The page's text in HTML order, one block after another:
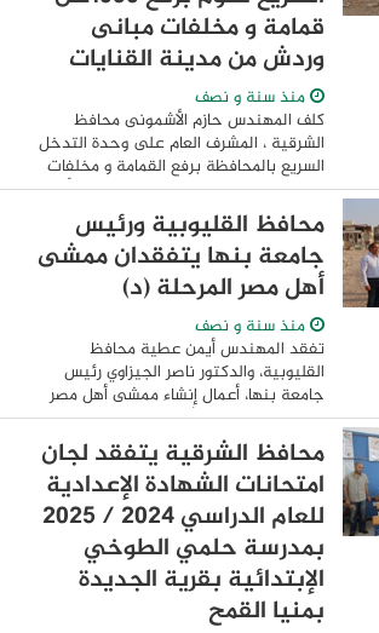
قمامة و مخلفات مبانى
وردش من مدينة القنايات
منذ سنة و نصف
كلف المهندس حازم الأشمونى محافظ
الشرقية ، المشرف العام على وحدة التدخل
السريع بالمحافظة برفع القمامة و مخلفات
البناء والردش من إمتداد طريق مصرف أكوة
موجهاً باستمرار وتكثيف حملات النظافة
بمراكز المدن ...
محافظ القليوبية ورئيس
جامعة بنها يتفقدان ممشى
أهل مصر المرحلة (د)
منذ سنة و نصف
تفقد المهندس أيمن عطية محافظ
القليوبية، والدكتور ناصر الجيزاوي رئيس
جامعة بنها، أعمال إنشاء ممشى أهل مصر
المرحلة (د) لبحث سُبل التعاون مع خبرات
جامعة بنها لإنشاء أول حديقة متحفية
وجدارية على نهر ...
محافظ الشرقية يتفقد لجان
امتحانات الشهادة الإعدادية
للعام الدراسي 2024 / 2025
بمدرسة حلمي الطوخي
الإبتدائية بقرية الجديدة
بمنيا القمح